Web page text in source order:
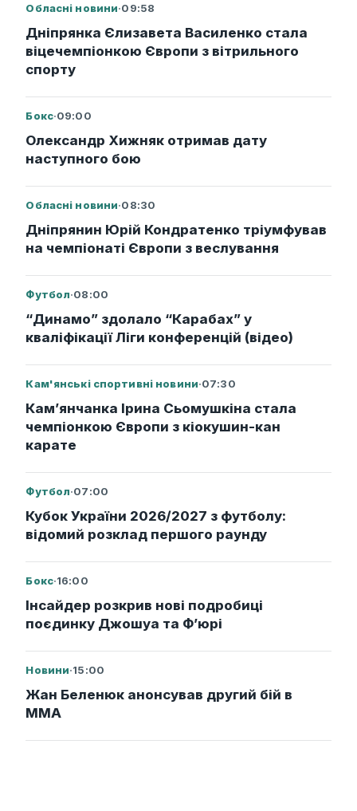
Обласні новини·09:58
Дніпрянка Єлизавета Василенко стала
віцечемпіонкою Європи з вітрильного
спорту
Бокс·09:00
Олександр Хижняк отримав дату
наступного бою
Обласні новини·08:30
Дніпрянин Юрій Кондратенко тріумфував
на чемпіонаті Європи з веслування
Футбол·08:00
“Динамо” здолало “Карабах” у
кваліфікації Ліги конференцій (відео)
Кам'янські спортивні новини·07:30
Кам’янчанка Ірина Сьомушкіна стала
чемпіонкою Європи з кіокушин-кан
карате
Футбол·07:00
Кубок України 2026/2027 з футболу:
відомий розклад першого раунду
Бокс·16:00
Інсайдер розкрив нові подробиці
поєдинку Джошуа та Ф’юрі
Новини·15:00
Жан Беленюк анонсував другий бій в
ММА